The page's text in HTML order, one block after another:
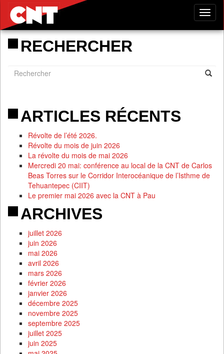
RECHERCHER
ARTICLES RÉCENTS
Révolte de l’été 2026.
Révolte du mois de juin 2026
La révolte du mois de mai 2026
Mercredi 20 mai: conférence au local de la CNT de Carlos
Beas Torres sur le Corridor Interocéanique de l’Isthme de
Tehuantepec (CIIT)
Le premier mai 2026 avec la CNT à Pau
ARCHIVES
juillet 2026
juin 2026
mai 2026
avril 2026
mars 2026
février 2026
janvier 2026
décembre 2025
novembre 2025
septembre 2025
juillet 2025
juin 2025